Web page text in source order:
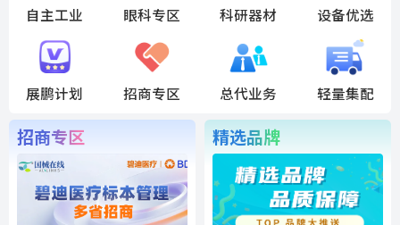
自主工业 眼科专区 科研器材 设备优选
展鹏计划 招商专区 总代业务 轻量集配
招商专区 精选品牌